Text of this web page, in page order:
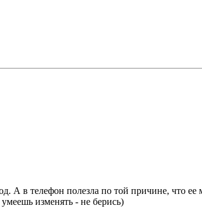
А в телефон полезла по той причине, что ее
изменять - не берись)